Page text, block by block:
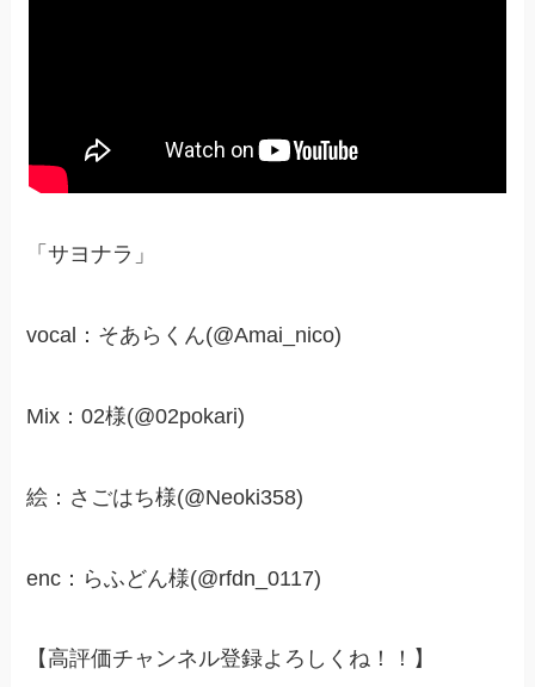
「サヨナラ」
vocal：そあらくん(@Amai_nico)
Mix：02様(@02pokari)
絵：さごはち様(@Neoki358)
enc：らふどん様(@rfdn_0117)
【高評価チャンネル登録よろしくね！！】